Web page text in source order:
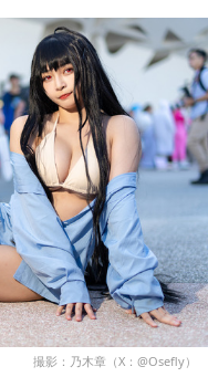
撮影：乃木章（X：@Osefly）